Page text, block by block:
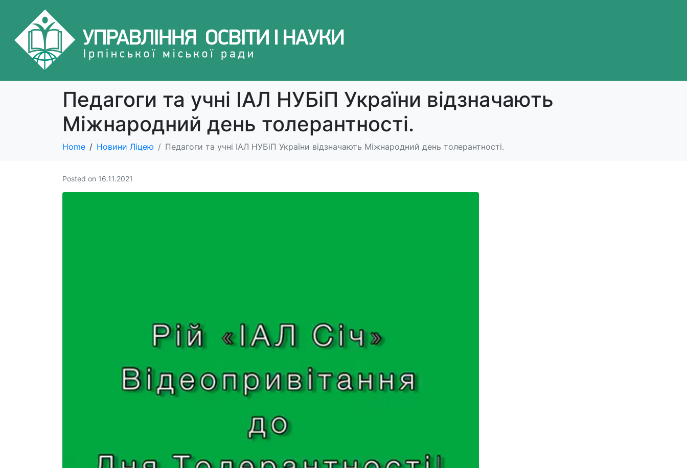
Педагоги та учні ІАЛ НУБіП України відзначають
Міжнародний день толерантності.
Home Новини Ліцею Педагоги та учні ІАЛ НУБіП України відзначають Міжнародний день толерантності.
Posted on 16.11.2021